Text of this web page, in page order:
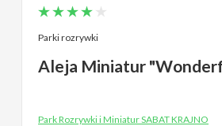
Parki rozrywki
Aleja Miniatur
Park Rozrywki i Miniatur SABAT KRAJNO